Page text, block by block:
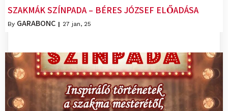
SZAKMÁK SZÍNPADA – BÉRES JÓZSEF ELŐADÁSA
By GARABONC | 27 jan, 25